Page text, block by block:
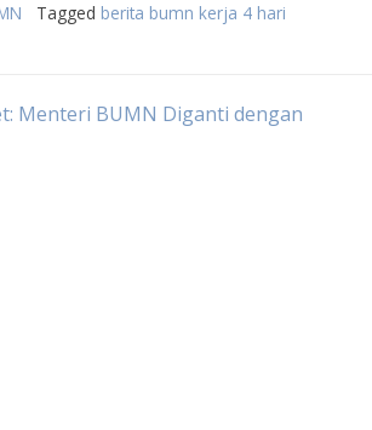
Tagged berita bumn kerja 4 hari
Menteri BUMN Diganti dengan